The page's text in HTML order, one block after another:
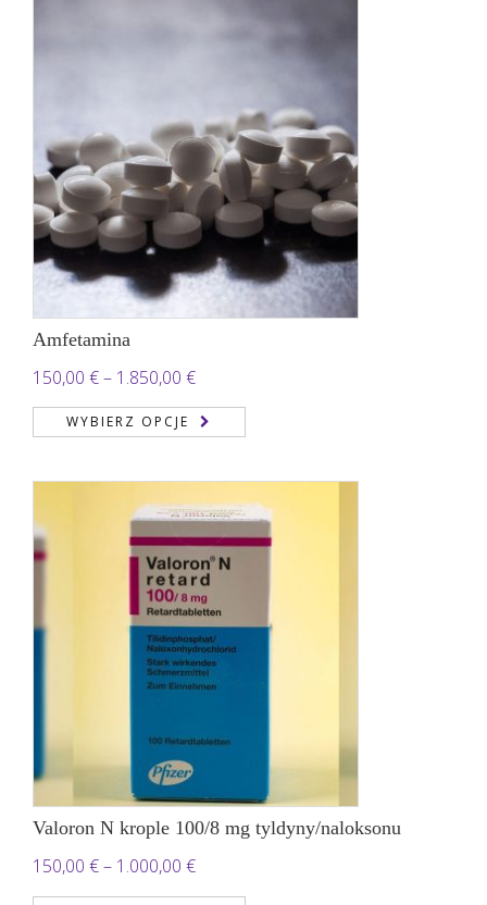
Amfetamina
150,00 €– 1.850,00 €Zakres
cen:
od
do
1.850,00 €
WYBIERZ OPCJE
Valoron N krople 100/8 mg tyldyny/naloksonu
150,00 €– 1.000,00 €Zakres
cen: